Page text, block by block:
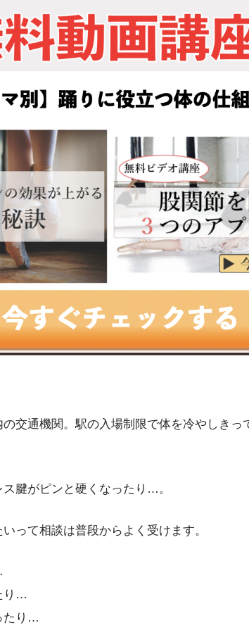
交通機関。駅の入場制限で体を冷やしきっ
腱がピンと硬くなったり…。
って相談は普段からよく受けます。
り…
たり…